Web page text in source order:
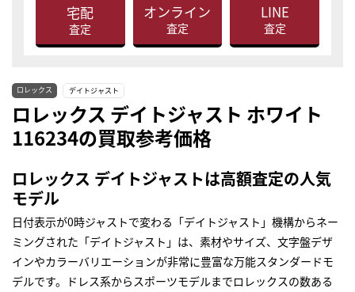
宅配
査定
オンライン
査定
LINE
査定
ロレックス デイトジャスト
ロレックス デイトジャスト ホワイト
116234の買取参考価格
ロレックス デイトジャストは高額査定の人気
モデル
日付表示が0時ジャストで変わる「デイトジャスト」機構からネー
ミングされた「デイトジャスト」は、素材やサイズ、文字盤デザ
インやカラーバリエーションが非常に豊富な万能スタンダードモ
デルです。ドレス系からスポーツモデルまでロレックスの数ある